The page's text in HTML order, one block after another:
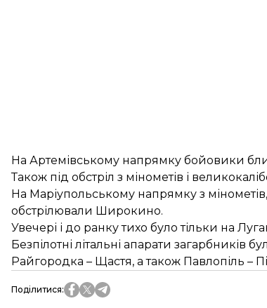
На Артемівському напрямку бойовики
Також під обстріл з мінометів і
На Маріупольському напрямку з мінометів,
обстрілювали Широкино.
Увечері і до ранку тихо було тільки на
Безпілотні літальні апарати загарбників
Райгородка – Щастя, а також Павлопіль –
Поділитися: